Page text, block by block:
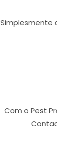
Simplesmente
Com o Pest